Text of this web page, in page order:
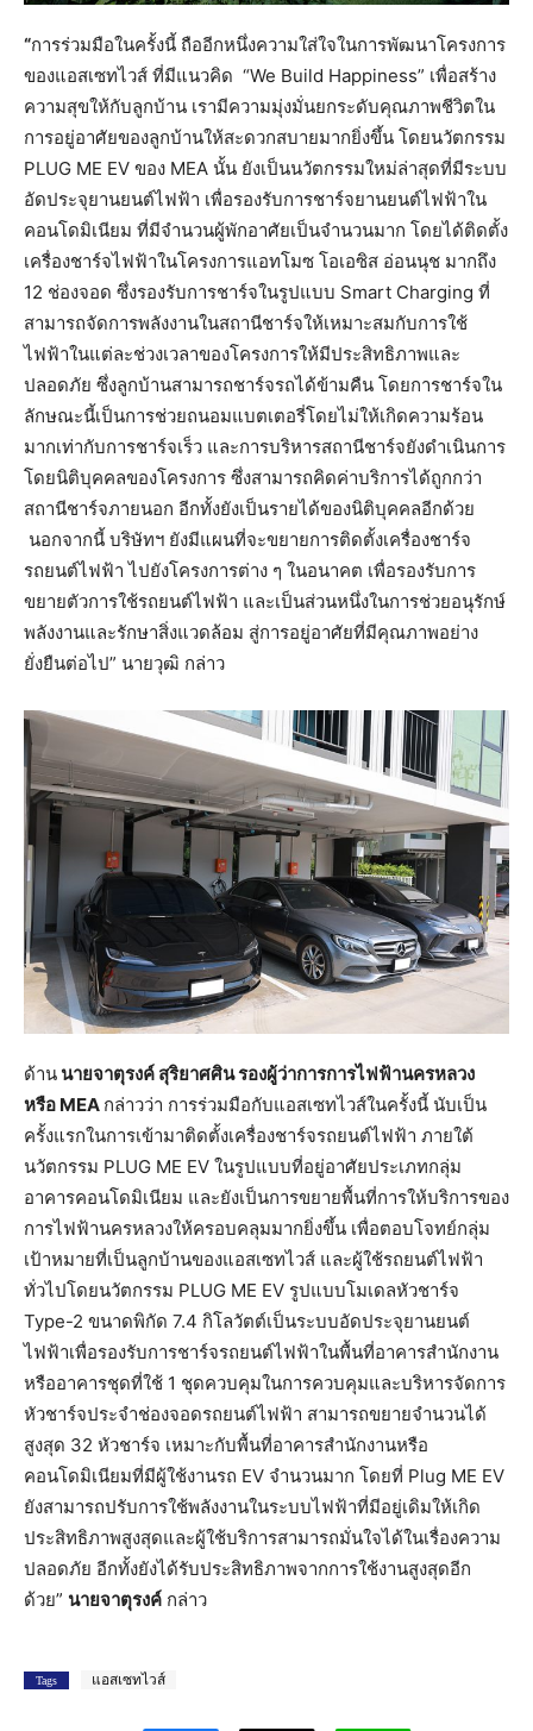
“การร่วมมือในครั้งนี้ ถืออีกหนึ่งความใส่ใจในการพัฒนาโครงการ
ของแอสเซทไวส์ ที่มีแนวคิด “We Build Happiness” เพื่อสร้าง
ความสุขให้กับลูกบ้าน เรามีความมุ่งมั่นยกระดับคุณภาพชีวิตใน
การอยู่อาศัยของลูกบ้านให้สะดวกสบายมากยิ่งขึ้น โดยนวัตกรรม
PLUG ME EV ของ MEA นั้น ยังเป็นนวัตกรรมใหม่ล่าสุดที่มีระบบ
อัดประจุยานยนต์ไฟฟ้า เพื่อรองรับการชาร์จยานยนต์ไฟฟ้าใน
คอนโดมิเนียม ที่มีจำนวนผู้พักอาศัยเป็นจำนวนมาก โดยได้ติดตั้ง
เครื่องชาร์จไฟฟ้าในโครงการแอทโมซ โอเอซิส อ่อนนุช มากถึง
12 ช่องจอด ซึ่งรองรับการชาร์จในรูปแบบ Smart Charging ที่
สามารถจัดการพลังงานในสถานีชาร์จให้เหมาะสมกับการใช้
ไฟฟ้าในแต่ละช่วงเวลาของโครงการให้มีประสิทธิภาพและ
ปลอดภัย ซึ่งลูกบ้านสามารถชาร์จรถได้ข้ามคืน โดยการชาร์จใน
ลักษณะนี้เป็นการช่วยถนอมแบตเตอรี่โดยไม่ให้เกิดความร้อน
มากเท่ากับการชาร์จเร็ว และการบริหารสถานีชาร์จยังดำเนินการ
โดยนิติบุคคลของโครงการ ซึ่งสามารถคิดค่าบริการได้ถูกกว่า
สถานีชาร์จภายนอก อีกทั้งยังเป็นรายได้ของนิติบุคคลอีกด้วย
นอกจากนี้ บริษัทฯ ยังมีแผนที่จะขยายการติดตั้งเครื่องชาร์จ
รถยนต์ไฟฟ้า ไปยังโครงการต่าง ๆ ในอนาคต เพื่อรองรับการ
ขยายตัวการใช้รถยนต์ไฟฟ้า และเป็นส่วนหนึ่งในการช่วยอนุรักษ์
พลังงานและรักษาสิ่งแวดล้อม สู่การอยู่อาศัยที่มีคุณภาพอย่าง
ยั่งยืนต่อไป” นายวุฒิ กล่าว
ด้าน นายจาตุรงค์ สุริยาศศิน รองผู้ว่าการการไฟฟ้านครหลวง
หรือ MEA กล่าวว่า การร่วมมือกับแอสเซทไวส์ในครั้งนี้ นับเป็น
ครั้งแรกในการเข้ามาติดตั้งเครื่องชาร์จรถยนต์ไฟฟ้า ภายใต้
นวัตกรรม PLUG ME EV ในรูปแบบที่อยู่อาศัยประเภทกลุ่ม
อาคารคอนโดมิเนียม และยังเป็นการขยายพื้นที่การให้บริการของ
การไฟฟ้านครหลวงให้ครอบคลุมมากยิ่งขึ้น เพื่อตอบโจทย์กลุ่ม
เป้าหมายที่เป็นลูกบ้านของแอสเซทไวส์ และผู้ใช้รถยนต์ไฟฟ้า
ทั่วไปโดยนวัตกรรม PLUG ME EV รูปแบบโมเดลหัวชาร์จ
Type-2 ขนาดพิกัด 7.4 กิโลวัตต์เป็นระบบอัดประจุยานยนต์
ไฟฟ้าเพื่อรองรับการชาร์จรถยนต์ไฟฟ้าในพื้นที่อาคารสำนักงาน
หรืออาคารชุดที่ใช้ 1 ชุดควบคุมในการควบคุมและบริหารจัดการ
หัวชาร์จประจำช่องจอดรถยนต์ไฟฟ้า สามารถขยายจำนวนได้
สูงสุด 32 หัวชาร์จ เหมาะกับพื้นที่อาคารสำนักงานหรือ
คอนโดมิเนียมที่มีผู้ใช้งานรถ EV จำนวนมาก โดยที่ Plug ME EV
ยังสามารถปรับการใช้พลังงานในระบบไฟฟ้าที่มีอยู่เดิมให้เกิด
ประสิทธิภาพสูงสุดและผู้ใช้บริการสามารถมั่นใจได้ในเรื่องความ
ปลอดภัย อีกทั้งยังได้รับประสิทธิภาพจากการใช้งานสูงสุดอีก
ด้วย” นายจาตุรงค์ กล่าว
Tags แอสเซทไวส์